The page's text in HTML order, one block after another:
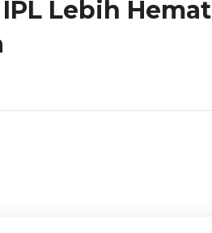
Lebih Hemat